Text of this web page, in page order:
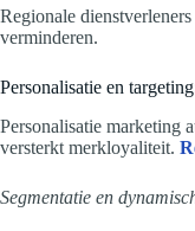
Regionale
verminderen.
Personalisatie en
Personalisatie marketing
versterkt merkloyaliteit.
Segmentatie en